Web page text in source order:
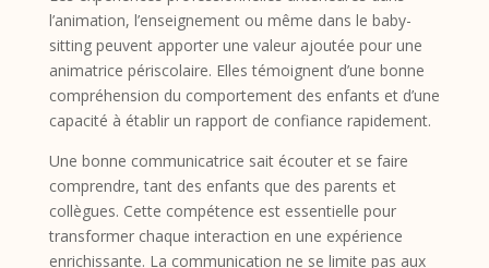
l’animation, l’enseignement ou même dans le baby-
sitting peuvent apporter une valeur ajoutée pour une
animatrice périscolaire. Elles témoignent d’une bonne
compréhension du comportement des enfants et d’une
capacité à établir un rapport de confiance rapidement.
Une bonne communicatrice sait écouter et se faire
comprendre, tant des enfants que des parents et
collègues. Cette compétence est essentielle pour
transformer chaque interaction en une expérience
enrichissante. La communication ne se limite pas aux